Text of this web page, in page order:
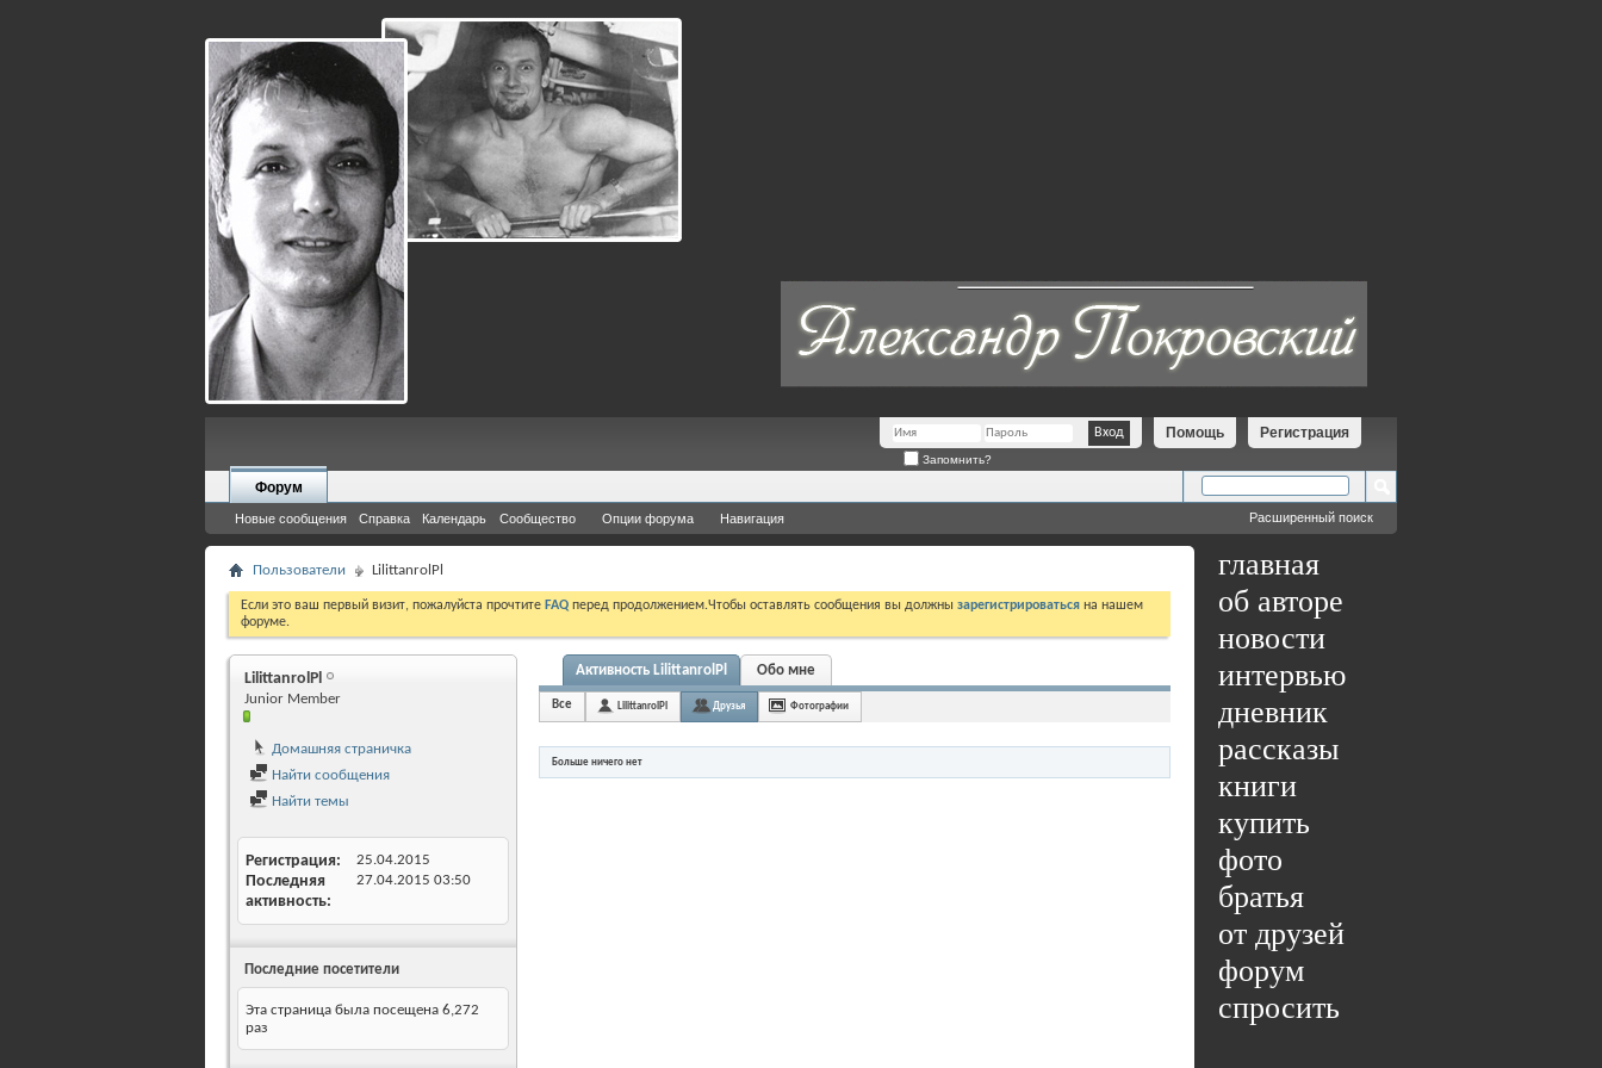
Регистрация
Помощь
Запомнить?
Форум
Новые сообщения Справка Календарь Сообщество Опции форума Навигация Расширенный поиск
главная
об авторе
новости
интервью
дневник
рассказы
книги
купить
фото
братья
от друзей
форум
спросить
Пользователи LilittanrolPl
Если это ваш первый визит, пожалуйста прочтите FAQ перед продолжением.Чтобы оставлять сообщения вы должны зарегистрироваться на нашем
форуме.
LilittanrolPl
Junior Member
Домашняя страничка
Найти сообщения
Найти темы
Регистрация 25.04.2015
Последняя
активность
27.04.2015 03:50
Последние посетители
Эта страница была посещена 6,272
раз
Активность LilittanrolPl Обо мне
Все LilittanrolPl Друзья Фотографии
Больше ничего нет